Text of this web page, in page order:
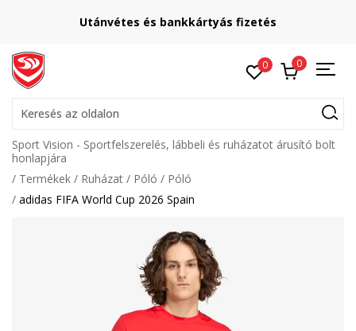
Utánvétes és bankkártyás fizetés
0 0
Keresés az oldalon
Sport Vision - Sportfelszerelés, lábbeli és ruházatot árusító bolt
honlapjára
Termékek
Ruházat Póló
Póló
adidas FIFA World Cup 2026 Spain